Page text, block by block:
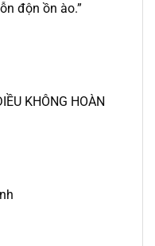
độn ồn ào.”
KHÔNG HOÀN